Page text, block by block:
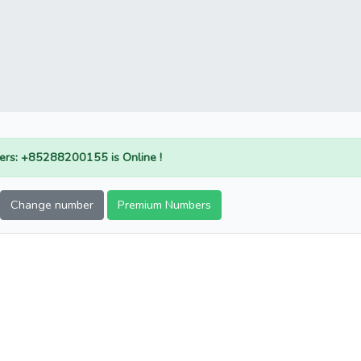
+85288200155 is Online !
Change number Premium Numbers